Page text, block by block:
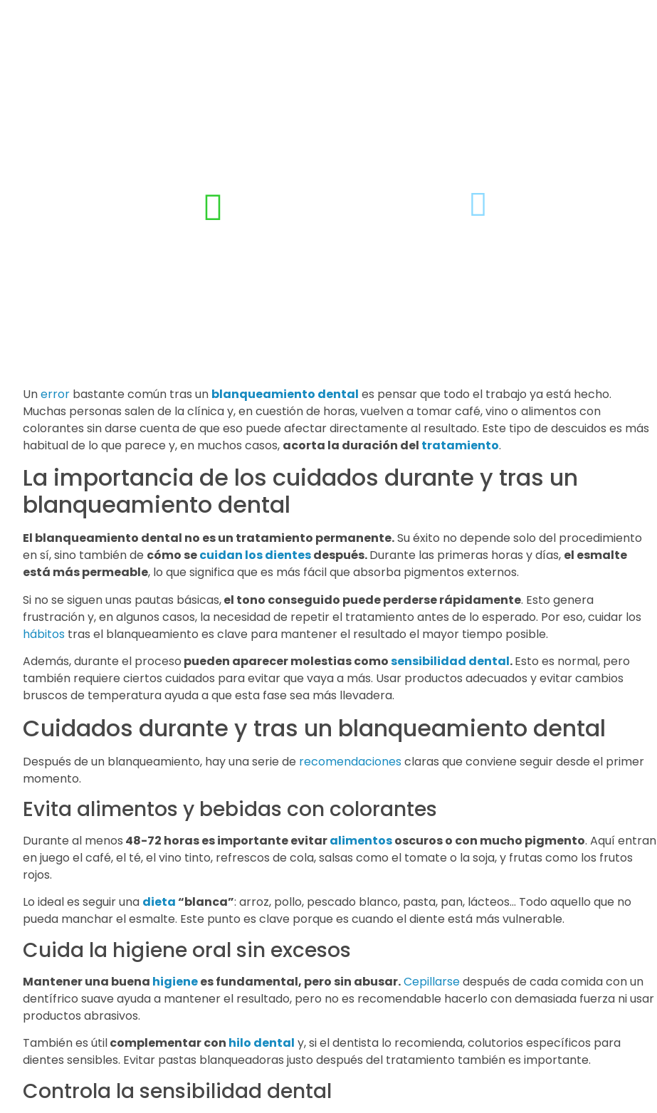
Unerror bastante común tras un blanqueamiento dental es pensar que todo el trabajo ya está hecho.
Muchas personas salen de la clínica y, en cuestión de horas, vuelven a tomar café, vino o alimentos con
colorantes sin darse cuenta de que eso puede afectar directamente al resultado. Este tipo de descuidos es más
habitual de lo que parece y, en muchos casos, acorta la duración del tratamiento.
La importancia de los cuidados durante y tras un
blanqueamiento dental
El blanqueamiento dental no es un tratamiento permanente.Su éxito no depende solo del procedimiento
en sí, sino también de cómo secuidan los dientesdespués.Durante las primeras horas y días, el esmalte
está más permeable, lo que significa que es más fácil que absorba pigmentos externos.
Si no se siguen unas pautas básicas,el tono conseguido puede perderse rápidamente. Esto genera
frustración y, en algunos casos, la necesidad de repetir el tratamiento antes de lo esperado. Por eso, cuidar los
hábitos tras el blanqueamiento es clave para mantener el resultado el mayor tiempo posible.
Además, durante el proceso pueden aparecer molestias comosensibilidad dental.Esto es normal, pero
también requiere ciertos cuidados para evitar que vaya a más. Usar productos adecuados y evitar cambios
bruscos de temperatura ayuda a que esta fase sea más llevadera.
Cuidados durante y tras un blanqueamiento dental
Después de un blanqueamiento, hay una serie de recomendacionesclaras que conviene seguir desde el primer
momento.
Evita alimentos y bebidas con colorantes
Durante al menos 48-72 horas es importante evitaralimentososcuros o con mucho pigmento. Aquí entran
en juego el café, el té, el vino tinto, refrescos de cola, salsas como el tomate o la soja, y frutas como los frutos
rojos.
Lo ideal es seguir una dieta“blanca”: arroz, pollo, pescado blanco, pasta, pan, lácteos… Todo aquello que no
pueda manchar el esmalte. Este punto es clave porque es cuando el diente está más vulnerable.
Cuida la higiene oral sin excesos
Mantener una buena higienees fundamental, pero sin abusar.Cepillarsedespués de cada comida con un
dentífrico suave ayuda a mantener el resultado, pero no es recomendable hacerlo con demasiada fuerza ni usar
productos abrasivos.
También es útilcomplementar con hilo dental y, si el dentista lo recomienda, colutorios específicos para
dientes sensibles. Evitar pastas blanqueadoras justo después del tratamiento también es importante.
Controla la sensibilidad dental